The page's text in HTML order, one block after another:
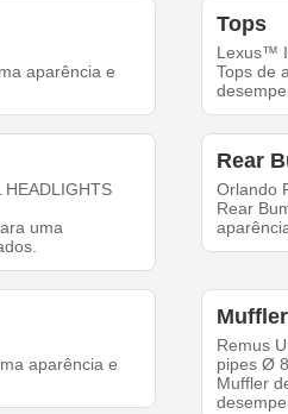
aparência e
Tops
Lexus™
Tops de
HEADLIGHTS
uma
Rear
Orlando
Rear
aparência e
Muffler
Remus
pipes Ø
Muffler